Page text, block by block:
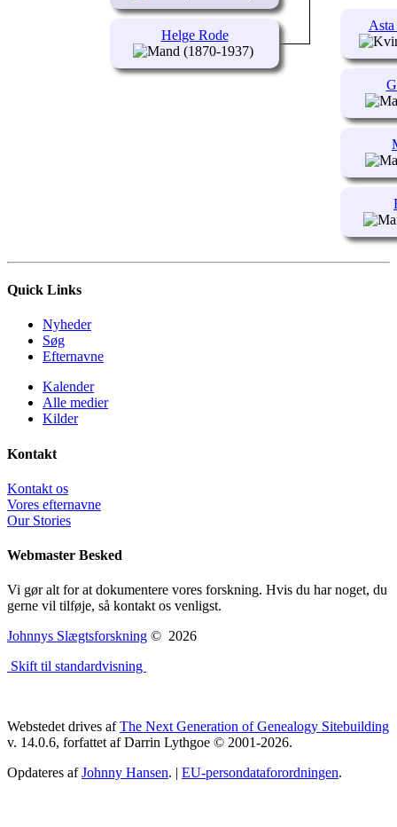
Helge Rode
(1870-1937)
Quick Links
Nyheder
Søg
Efternavne
Kalender
Alle medier
Kilder
Kontakt
Kontakt os
Vores efternavne
Our Stories
Webmaster Besked
Vi gør alt for at dokumentere vores forskning. Hvis du har noget, du
gerne vil tilføje, så kontakt os venligst.
Johnnys Slægtsforskning © 2026
Skift til standardvisning
Webstedet drives afThe Next Generation of Genealogy Sitebuilding
v. 14.0.6, forfattet af Darrin Lythgoe © 2001-2026.
Opdateres afJohnny Hansen. | EU-persondataforordningen.